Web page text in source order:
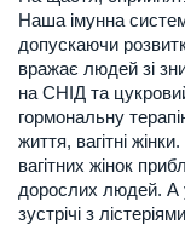
Наша імунна
допускаючи
вражає людей зі
на СНІД та
гормональну
життя, вагітні
вагітних жінок
дорослих людей. А
зустрічі з